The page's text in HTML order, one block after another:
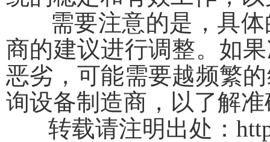
需要注意的是，具体
商的建议进行调整。如
恶劣，可能需要越频繁
询设备制造商，以了解
转载请注明出处：